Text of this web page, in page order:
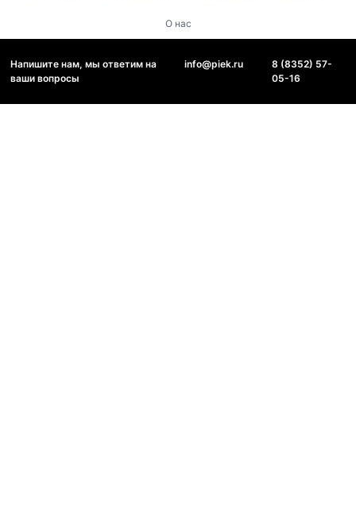
О нас
Напишите нам, мы ответим на
ваши вопросы
info@piek.ru
8 (8352) 57-
05-16